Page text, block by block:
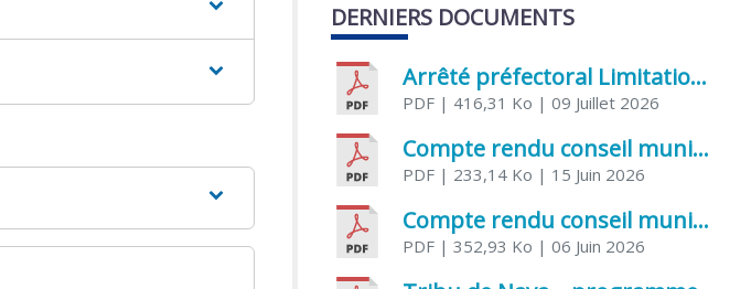
DERNIERS DOCUMENTS
Arrêté préfectoral Limitation provisoire des usages de l’eau
PDF | 416,31 Ko | 09 Juillet 2026
Compte rendu conseil municipal 5 juin 2026 sénatoriale
PDF | 233,14 Ko | 15 Juin 2026
Compte rendu conseil municipal – 21 avril 2026
PDF | 352,93 Ko | 06 Juin 2026